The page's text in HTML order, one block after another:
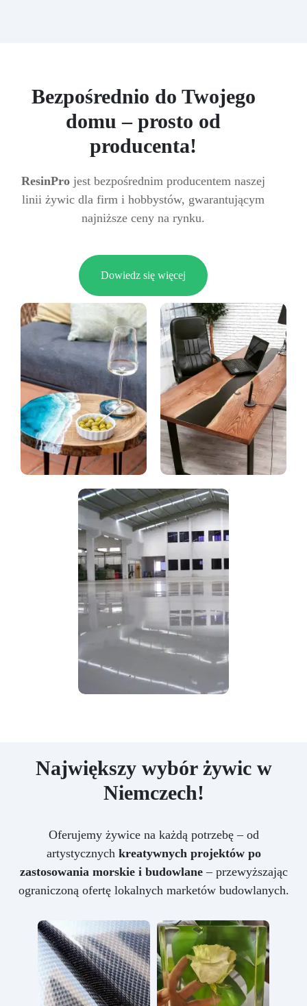
Bezpośrednio do Twojego
domu – prosto od
producenta!
ResinPro jest bezpośrednim producentem naszej
linii żywic dla firm i hobbystów, gwarantującym
najniższe ceny na rynku.
Dowiedz się więcej
Największy wybór żywic w
Niemczech!
Oferujemy żywice na każdą potrzebę – od
artystycznych kreatywnych projektów po
zastosowania morskie i budowlane– przewyższając
ograniczoną ofertę lokalnych marketów budowlanych.